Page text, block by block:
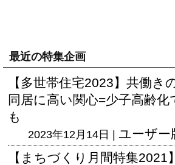
最近の特集企画
【多世帯住宅2023】共働き
同居に高い関心=少子高齢化
も
2023年12月14日 | ユーザー
【まちづくり月間特集2021